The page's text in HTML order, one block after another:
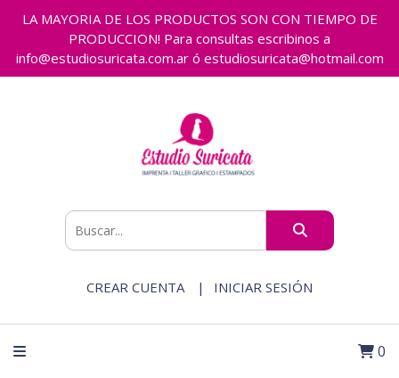
LA MAYORIA DE LOS PRODUCTOS SON CON TIEMPO DE
PRODUCCION! Para consultas escribinos a
info@estudiosuricata.com.ar ó estudiosuricata@hotmail.com
CREAR CUENTA INICIAR SESIÓN
0